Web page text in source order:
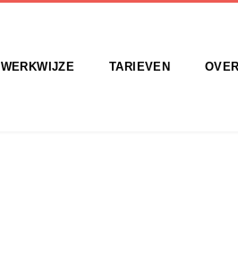
WERKWIJZE TARIEVEN